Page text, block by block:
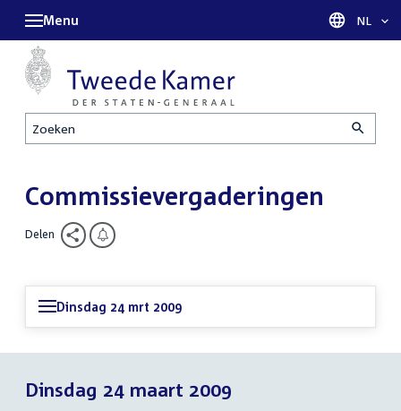
Zoeken
Menu Taal
NL
Commissievergaderingen
Delen
Dinsdag 24 mrt 2009
Dinsdag 24 maart 2009